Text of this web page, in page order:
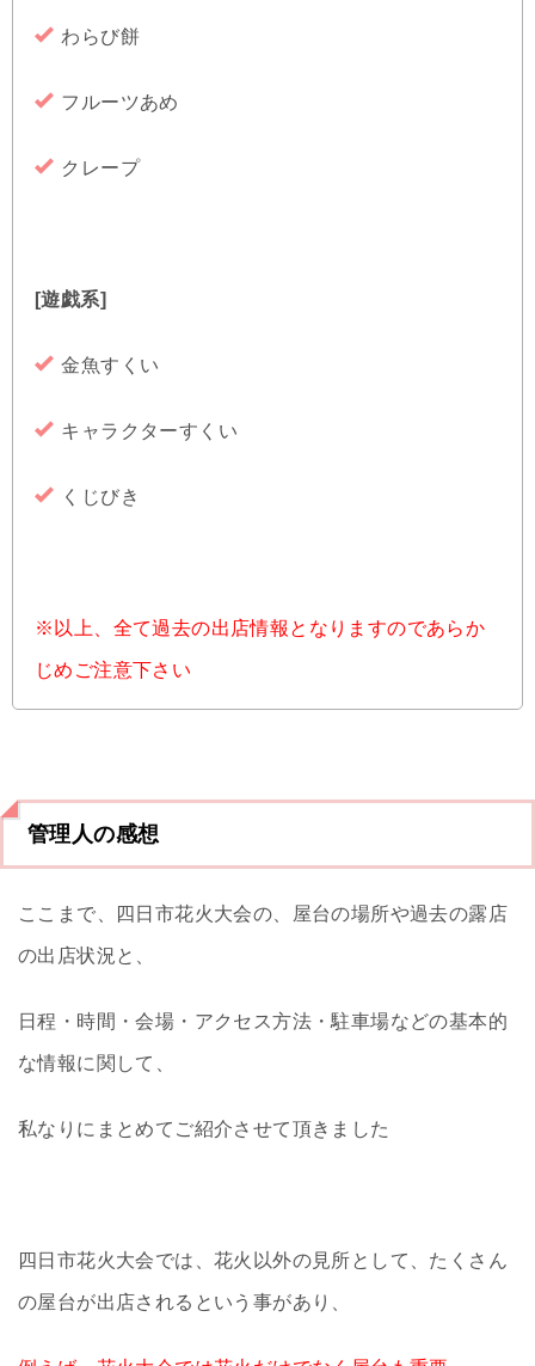
わらび餅
フルーツあめ
クレープ
[遊戯系]
金魚すくい
キャラクターすくい
くじびき
※以上、全て過去の出店情報となりますのであらか
じめご注意下さい
管理人の感想
ここまで、四日市花火大会の、屋台の場所や過去の露店
の出店状況と、
日程・時間・会場・アクセス方法・駐車場などの基本的
な情報に関して、
私なりにまとめてご紹介させて頂きました
四日市花火大会では、花火以外の見所として、たくさん
の屋台が出店されるという事があり、